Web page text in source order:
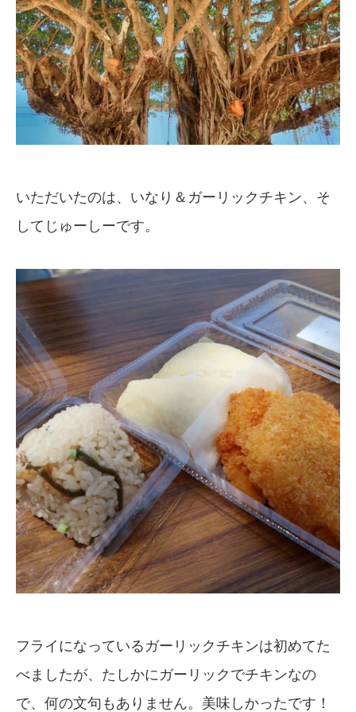
いただいたのは、いなり＆ガーリックチキン、そ
してじゅーしーです。
フライになっているガーリックチキンは初めてた
べましたが、たしかにガーリックでチキンなの
で、何の文句もありません。美味しかったです！